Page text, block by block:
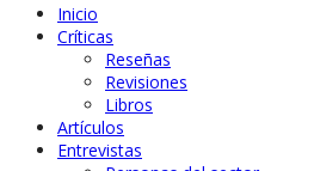
Inicio
Críticas
Reseñas
Revisiones
Libros
Artículos
Entrevistas